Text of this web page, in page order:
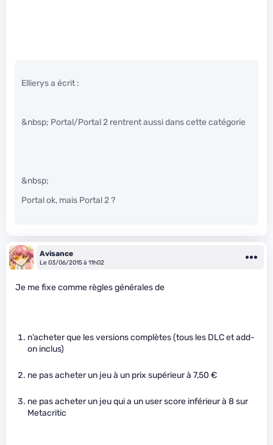
Ellierys a écrit :
&nbsp; Portal/Portal 2 rentrent aussi dans cette catégorie
&nbsp;
Portal ok, mais Portal 2 ?
Avisance
Le 03/06/2015 à 11h02
Je me fixe comme règles générales de
n’acheter que les versions complètes (tous les DLC et add-
on inclus)
ne pas acheter un jeu à un prix supérieur à 7,50 €
ne pas acheter un jeu qui a un user score inférieur à 8 sur
Metacritic